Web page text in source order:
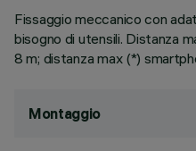
Fissaggio meccanico con
bisogno di utensili. Distanza
8 m; distanza max (*)
Montaggio